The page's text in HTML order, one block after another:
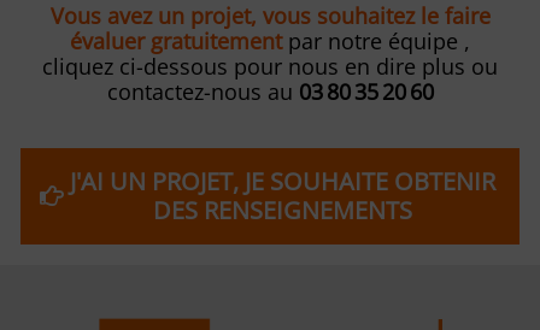
Vous avez un projet, vous souhaitez le faire
évaluer gratuitementpar notre équipe ,
cliquez ci-dessous pour nous en dire plus ou
contactez-nous au 03 80 35 20 60
J'AI UN PROJET, JE SOUHAITE OBTENIR
DES RENSEIGNEMENTS